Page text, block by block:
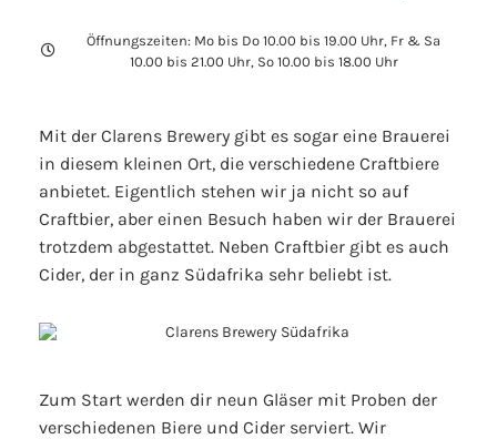
Öffnungszeiten: Mo bis Do 10.00 bis 19.00 Uhr, Fr & Sa
10.00 bis 21.00 Uhr, So 10.00 bis 18.00 Uhr
Mit der Clarens Brewery gibt es sogar eine Brauerei
in diesem kleinen Ort, die verschiedene Craftbiere
anbietet. Eigentlich stehen wir ja nicht so auf
Craftbier, aber einen Besuch haben wir der Brauerei
trotzdem abgestattet. Neben Craftbier gibt es auch
Cider, der in ganz Südafrika sehr beliebt ist.
Zum Start werden dir neun Gläser mit Proben der
verschiedenen Biere und Cider serviert. Wir